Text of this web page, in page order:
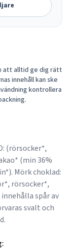
att alltid ge dig rätt
innehåll kan ske
kontrollera
(rörsocker*,
(min 36%
Mörk choklad:
rörsocker*,
spår av
svalt och